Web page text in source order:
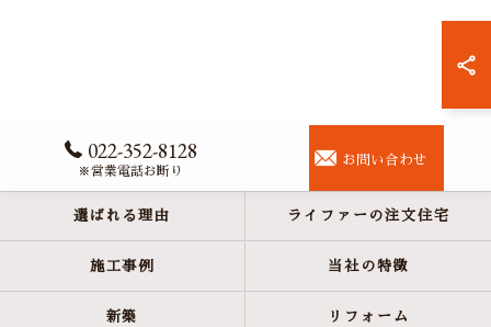
022-352-8128
※営業電話お断り
お問い合わせ
選ばれる理由 ライファーの注文住宅
施工事例 当社の特徴
新築 リフォーム
お問い合わせはこちら